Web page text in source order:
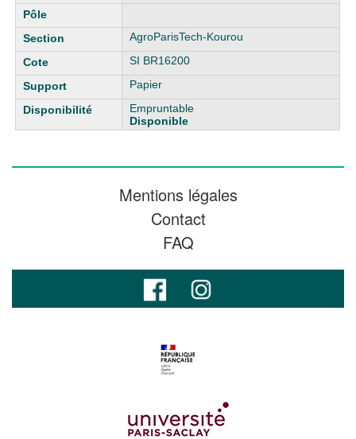
AgroParisTech-Kourou
SI BR16200
Papier
Empruntable
Disponible
Mentions légales
Contact
FAQ